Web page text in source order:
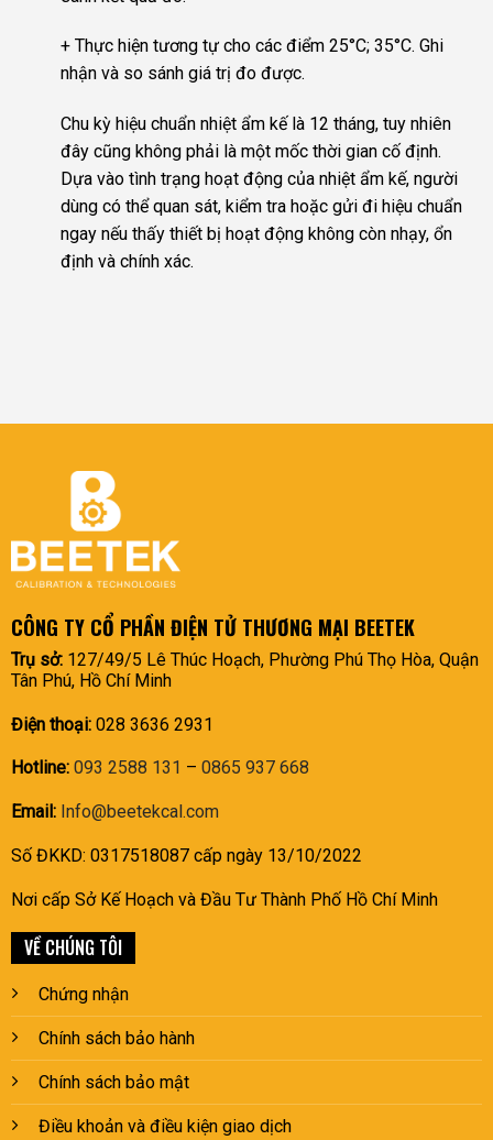
+ Thực hiện tương tự cho các điểm 25°C; 35°C. Ghi
nhận và so sánh giá trị đo được.
Chu kỳ hiệu chuẩn nhiệt ẩm kế là 12 tháng, tuy nhiên
đây cũng không phải là một mốc thời gian cố định.
Dựa vào tình trạng hoạt động của nhiệt ẩm kế, người
dùng có thể quan sát, kiểm tra hoặc gửi đi hiệu chuẩn
ngay nếu thấy thiết bị hoạt động không còn nhạy, ổn
định và chính xác.
CÔNG TY CỔ PHẦN ĐIỆN TỬ THƯƠNG MẠI BEETEK
Trụ sở:127/49/5 Lê Thúc Hoạch, Phường Phú Thọ Hòa, Quận
Tân Phú, Hồ Chí Minh
Điện thoại:028 3636 2931
Hotline: 093 2588 131 – 0865 937 668
Email: Info@beetekcal.com
Số ĐKKD: 0317518087 cấp ngày 13/10/2022
Nơi cấp Sở Kế Hoạch và Đầu Tư Thành Phố Hồ Chí Minh
VỀ CHÚNG TÔI
Chứng nhận
Chính sách bảo hành
Chính sách bảo mật
Điều khoản và điều kiện giao dịch